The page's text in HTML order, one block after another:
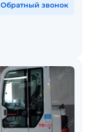
Обратный звонок